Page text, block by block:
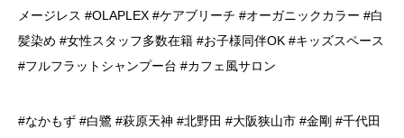
メージレス #OLAPLEX #ケアブリーチ #オーガニックカラー #白
髪染め #女性スタッフ多数在籍 #お子様同伴OK #キッズスペース
#フルフラットシャンプー台 #カフェ風サロン
#なかもず #白鷺 #萩原天神 #北野田 #大阪狭山市 #金剛 #千代田